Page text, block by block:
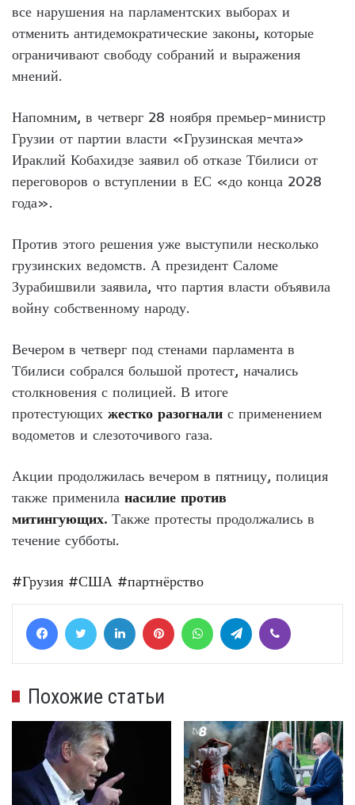
все нарушения на парламентских выборах и
отменить антидемократические законы, которые
ограничивают свободу собраний и выражения
мнений.
Напомним, в четверг 28 ноября премьер-министр
Грузии от партии власти «Грузинская мечта»
Ираклий Кобахидзе заявил об отказе Тбилиси от
переговоров о вступлении в ЕС «до конца 2028
года».
Против этого решения уже выступили несколько
грузинских ведомств. А президент Саломе
Зурабишвили заявила, что партия власти объявила
войну собственному народу.
Вечером в четверг под стенами парламента в
Тбилиси собрался большой протест, начались
столкновения с полицией. В итоге
протестующих жестко разогнали с применением
водометов и слезоточивого газа.
Акции продолжилась вечером в пятницу, полиция
также применила насилие против
митингующих. Также протесты продолжались в
течение субботы.
#Грузия #США #партнёрство
FacebookTwitter LinkedIn Pinterest WhatsAppTelegram
Похожие статьи